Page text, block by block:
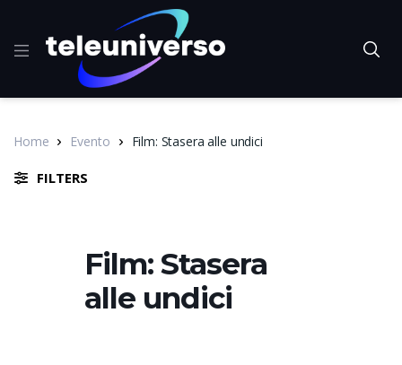
Home Evento Film: Stasera alle undici
FILTERS
Film: Stasera
alle undici